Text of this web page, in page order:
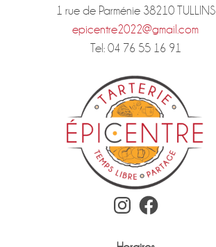
1 rue de Parménie 38210 TULLINS
epicentre2022@gmail.com
Tel: 04 76 55 16 91
Instagram Facebook